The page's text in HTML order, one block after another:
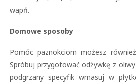
wapń.
Domowe sposoby
Pomóc paznokciom możesz
Spróbuj przygotować odżywkę z
podgrzany specyfik wmasuj w